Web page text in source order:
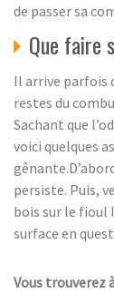
de passer sa
Que faire
Il arrive parfois
restes du
Sachant que
voici quelques
persiste. Puis,
bois sur le
surface en
Vous trouverez